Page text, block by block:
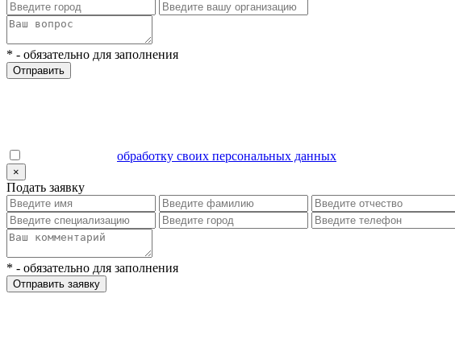
* - обязательно для заполнения
Отправить
обработку своих персональных данных
×
Подать заявку
* - обязательно для заполнения
Отправить заявку